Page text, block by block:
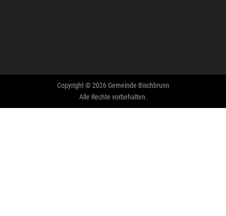
Copyright © 2026 Gemeinde Bischbrunn
Alle Rechte vorbehalten.